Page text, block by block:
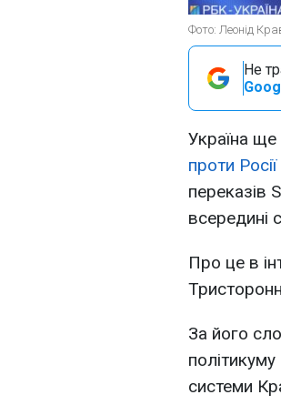
Фото: Леонід
Не
Україна
проти Росії
переказів
всередині
Про це в
За його
системи